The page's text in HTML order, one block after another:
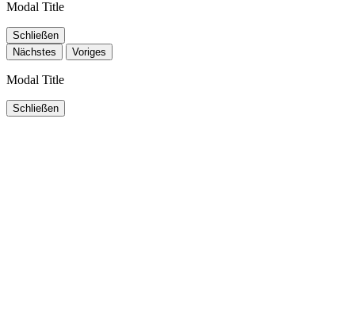
Modal Title
Schließen
Nächstes
Voriges
Modal Title
Schließen